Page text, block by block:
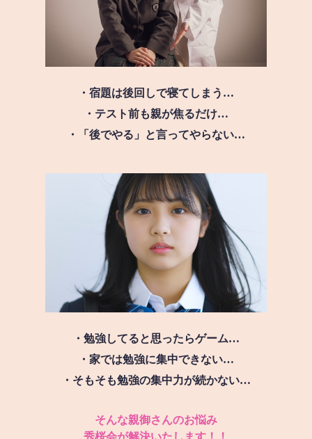
・宿題は後回しで寝てしまう…
・テスト前も親が焦るだけ…
・「後でやる」と言ってやらない…
・勉強してると思ったらゲーム…
・家では勉強に集中できない…
・そもそも勉強の集中力が続かない…
そんな親御さんのお悩み
秀桜会が解決いたします！！